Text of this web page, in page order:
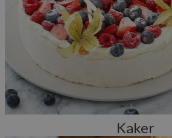
Kaker